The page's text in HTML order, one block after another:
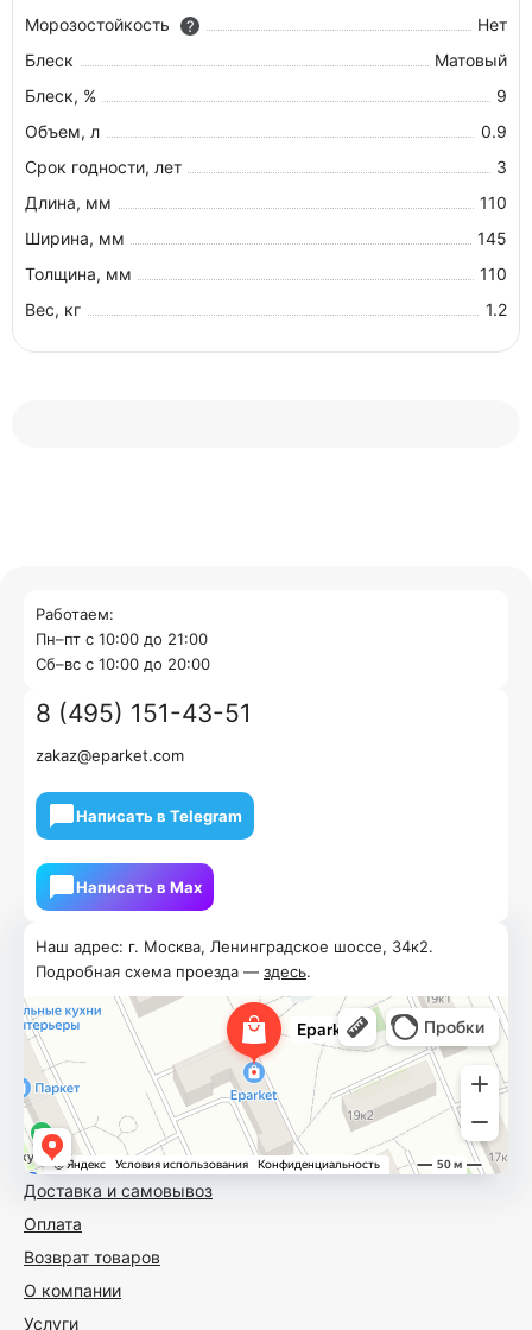
Морозостойкость
?
Нет
Блеск
Матовый
Блеск, %
9
Объем, л
0.9
Срок годности, лет
3
Длина, мм
110
Ширина, мм
145
Толщина, мм
110
Вес, кг
1.2
Доставка и самовывоз
Оплата
Возврат товаров
О компании
Услуги
Наш адрес: г. Москва, Ленинградское шоссе, 34к2.
Подробная схема проезда — здесь.
Работаем:
Пн–пт с 10:00 до 21:00
Cб–вс с 10:00 до 20:00
8 (495) 151-43-51
zakaz@eparket.com
Написать в Telegram
Написать в Мах